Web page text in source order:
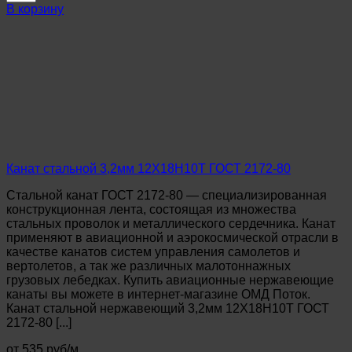
Канат
стальной
В корзину
Канат стальной 3,2мм 12Х18Н10Т ГОСТ 2172-80
Стальной канат ГОСТ 2172-80 — специализированная
конструкционная лента, состоящая из множества
стальных проволок и металлического сердечника. Канат
применяют в авиационной и аэрокосмической отрасли в
качестве канатов систем управления самолетов и
вертолетов, а так же различных малотоннажных
грузовых лебедках. Купить авиационные нержавеющие
канаты вы можете в интернет-магазине ОМД Поток.
Канат стальной нержавеющий 3,2мм 12Х18Н10Т ГОСТ
2172-80 [...]
от 535 руб/м